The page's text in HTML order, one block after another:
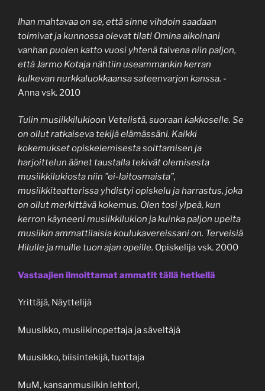
Ihan mahtavaa on se, että sinne vihdoin saadaan
toimivat ja kunnossa olevat tilat! Omina aikoinani
vanhan puolen katto vuosi yhtenä talvena niin paljon,
että Jarmo Kotaja nähtiin useammankin kerran
kulkevan nurkkaluokkaansa sateenvarjon kanssa. -
Anna vsk. 2010
Tulin musiikkilukioon Vetelistä, suoraan kakkoselle. Se
on ollut ratkaiseva tekijä elämässäni. Kaikki
kokemukset opiskelemisesta soittamisen ja
harjoittelun äänet taustalla tekivät olemisesta
musiikkilukiosta niin ”ei-laitosmaista”,
musiikkiteatterissa yhdistyi opiskelu ja harrastus, joka
on ollut merkittävä kokemus. Olen tosi ylpeä, kun
kerron käyneeni musiikkilukion ja kuinka paljon upeita
musiikin ammattilaisia koulukavereissani on. Terveisiä
Hilulle ja muille tuon ajan opeille. Opiskelija vsk. 2000
Vastaajien ilmoittamat ammatit tällä hetkellä
Yrittäjä, Näyttelijä
Muusikko, musiikinopettaja ja säveltäjä
Muusikko, biisintekijä, tuottaja
MuM, kansanmusiikin lehtori,